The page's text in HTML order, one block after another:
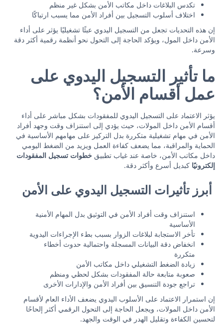
تكدس البلاغات داخل مكاتب الأمن بشكل غير منظم
اختلاف أسلوب التسجيل بين أفراد الأمن مما يسبب ارتباكًا
إن هذه التحديات تجعل من التسجيل اليدوي عبئًا تشغيليًا يؤثر على أداء
الأمن داخل المول، ويؤكد الحاجة إلى التحول نحو أنظمة رقمية أكثر دقة
وسرعة.
ما تأثير التسجيل اليدوي على
عمل أقسام الأمن؟
يؤثر الاعتماد على التسجيل اليدوي للمفقودات بشكل مباشر على أداء
أقسام الأمن داخل المولات، حيث يؤدي إلى استنزاف وقت وجهد أفراد
الأمن في مهام تشغيلية متكررة بدل التركيز على مهامهم الأساسية في
الحماية والمراقبة، مما يضعف كفاءة العمل ويزيد من الضغط اليومي
داخل مكاتب الأمن، خاصة عند غياب تطبيق خطوات تسجيل المفقودات
إلكترونيًا كبديل أسرع وأكثر دقة.
أبرز تأثيرات التسجيل اليدوي على الأمن
استنزاف وقت أفراد الأمن في التوثيق بدل المهام الأمنية
الأساسية
تأخر الاستجابة لبلاغات الزوار بسبب بطء الإجراءات اليدوية
انخفاض دقة البيانات المسجلة واحتمالية حدوث أخطاء
متكررة
زيادة الضغط التشغيلي داخل مكاتب الأمن
صعوبة متابعة حالة المفقودات بشكل لحظي ومنظم
تراجع جودة التنسيق بين أفراد الأمن والإدارات الأخرى
إن استمرار الاعتماد على الأسلوب اليدوي يضعف الأداء العام لأقسام
الأمن داخل المولات، ويجعل الحاجة إلى التحول الرقمي أكثر إلحاحًا
لتحسين الكفاءة وتقليل الهدر في الوقت والجهد.